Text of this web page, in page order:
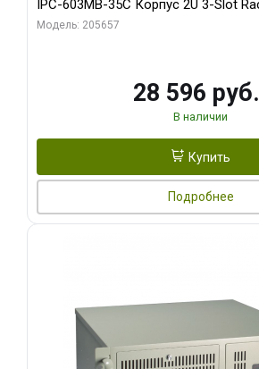
IPC-603MB-35C Корпус 2U 3-Slot
for ATX/MicroATX Motherboard with
Модель: 205657
28 596 руб.
В наличии
Купить
Подробнее